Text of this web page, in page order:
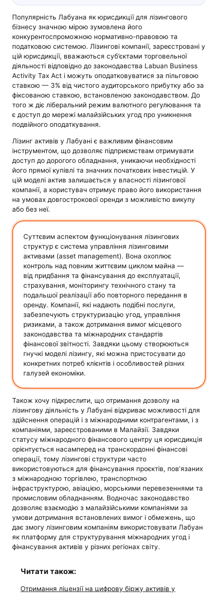
Популярність Лабуана як юрисдикції для лізингового
бізнесу значною мірою зумовлена його
конкурентоспроможною нормативно-правовою та
податковою системою. Лізингові компанії, зареєстровані у
цій юрисдикції, вважаються суб’єктами торговельної
діяльності відповідно до законодавства Labuan Business
Activity Tax Act і можуть оподатковуватися за пільговою
ставкою — 3% від чистого аудиторського прибутку або за
фіксованою ставкою, встановленою законодавством. До
того ж діє ліберальний режим валютного регулювання та
є доступ до мережі малайзійських угод про уникнення
подвійного оподаткування.
Лізинг активів у Лабуані є важливим фінансовим
інструментом, що дозволяє підприємствам отримувати
доступ до дорогого обладнання, уникаючи необхідності
його прямої купівлі та значних початкових інвестицій. У
цій моделі актив залишається у власності лізингової
компанії, а користувач отримує право його використання
на умовах довгострокової оренди з можливістю викупу
або без неї.
Суттєвим аспектом функціонування лізингових
структур є система управління лізинговими
активами (asset management). Вона охоплює
контроль над повним життєвим циклом майна —
від придбання та фінансування до експлуатації,
страхування, моніторингу технічного стану та
подальшої реалізації або повторного передання в
оренду. Компанії, які надають подібні послуги,
забезпечують структуризацію угод, управління
ризиками, а також дотримання вимог місцевого
законодавства та міжнародних стандартів
фінансової звітності. Завдяки цьому створюються
гнучкі моделі лізингу, які можна пристосувати до
конкретних потреб клієнтів і особливостей різних
галузей економіки.
Також хочу підкреслити, що отримання дозволу на
лізингову діяльність у Лабуані відкриває можливості для
здійснення операцій і з міжнародними контрагентами, і з
компаніями, зареєстрованими в Малайзії. Завдяки
статусу міжнародного фінансового центру ця юрисдикція
орієнтується насамперед на транскордонні фінансові
операції, тому лізингові структури часто
використовуються для фінансування проєктів, пов’язаних
з міжнародною торгівлею, транспортною
інфраструктурою, авіацією, морськими перевезеннями та
промисловим обладнанням. Водночас законодавство
дозволяє взаємодію з малайзійськими компаніями за
умови дотримання встановлених вимог і обмежень, що
дає змогу лізинговим компаніям використовувати Лабуан
як платформу для структурування міжнародних угод і
фінансування активів у різних регіонах світу.
Читати також:
Отримання ліцензії на цифрову біржу активів у